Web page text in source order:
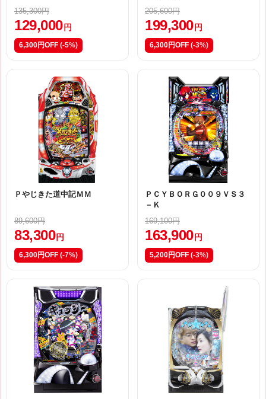
135,300円
129,000 円
6,300円OFF (-5%)
205,600円
199,300 円
6,300円OFF (-3%)
Ｐやじきた道中記ＭＭ
89,600円
83,300 円
6,300円OFF (-7%)
ＰＣＹＢＯＲＧ００９ＶＳ３
－Ｋ
169,100円
163,900 円
5,200円OFF (-3%)